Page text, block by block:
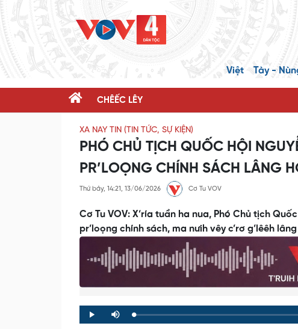
Việt Tày -
CHÊẾC LÊY
XA NAY TIN (TIN TỨC, SỰ KIỆN)
PHÓ CHỦ TỊCH QUỐC HỘI
PR’LOỌNG CHÍNH SÁCH LÂNG
Thứ bảy, 14:21, 13/06/2026 Cơ Tu VOV
Cơ Tu VOV: X’ría tuần ha nua, Phó Chủ tịch
pr’loọng chính sách, ma nưih vêy c’rơ g’lêêh
Play Mute Loaded:
0%
Progress:
0%